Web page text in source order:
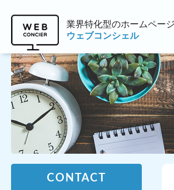
業界特化型のホームペー
ウェブコンシェル
CONTACT